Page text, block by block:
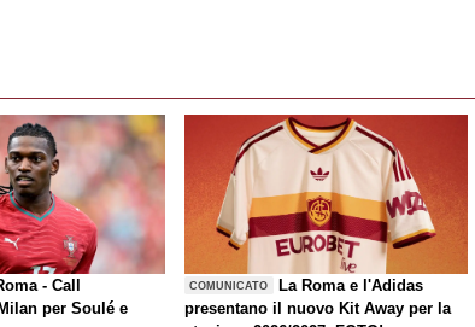
- Call
per Soulé e
COMUNICATO
La Roma e l'Adidas
presentano il nuovo Kit Away per la